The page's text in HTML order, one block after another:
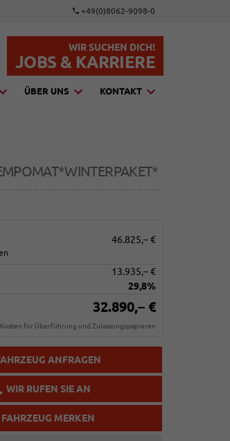
+49(0)8062-9098-0
WIR SUCHEN DICH!
JOBS & KARRIERE
ÜBER UNS KONTAKT
46.825,– €
13.935,– €
29,8%
32.890,– €
für Überführung und Zulassungspapieren
ANFRAGEN
WIR RUFEN SIE AN
FAHRZEUG MERKEN